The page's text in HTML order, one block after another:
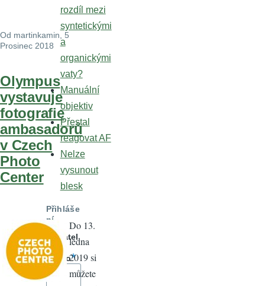
Od martinkamin , 5
Prosinec 2018
Olympus
vystavuje
fotografie
ambasadorů
v Czech
Photo
Center
Do 13.
ledna
2019 si
můžete
rozdíl mezi
syntetickými
a
organickými
vaty?
Manuální
objektiv
Přestal
reagovat AF
Nelze
vysunout
blesk
Přihláše
ní
Uživatel
ské
jméno